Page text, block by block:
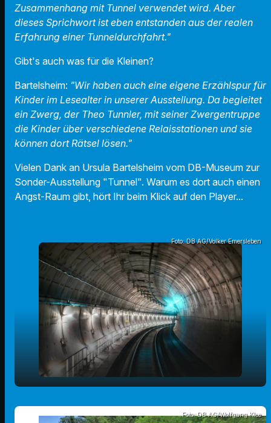
Zusammenhang mit Tunnel verwendet wird. Aber
dieses Sprichwort ist eben entstanden aus der realen
Erfahrung einer Tunneldurchfahrt."
Gibt's auch was für die Kleinen?
Bartelsheim: "Wir haben auch eine eigene Erzählspur für
Kinder im Lesealter in unserer Ausstellung. Da begleitet
ein Zwerg, der Theo Tunnler, mit seiner Zwergentruppe
die Kinder über verschiedene Relaisstationen und sie
können dort Rätsel lösen."
Vielen Dank an Ursula Bartelsheim vom DB-Museum zur
Sonder-Ausstellung "Tunnel". Warum es dort auch einen
Angst-Raum gibt, hört Ihr beim Klick auf den Player...
Foto: DB AG/Volker Emersleben
play_arrow Ausstellung "Tunnel" im DB MuseumFoto: DB AG/Wolfgang Klee